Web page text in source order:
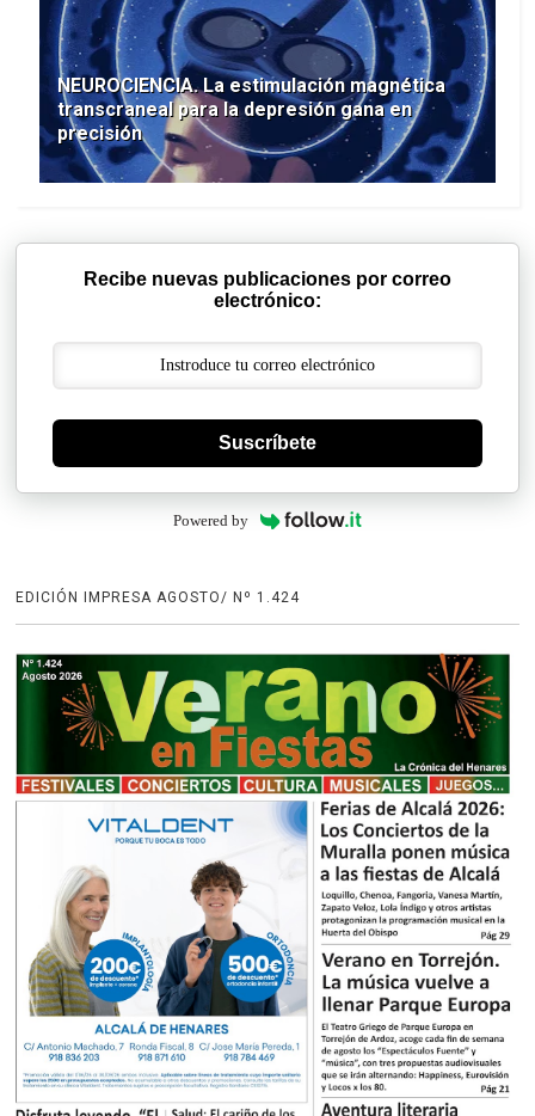
NEUROCIENCIA. La estimulación magnética
transcraneal para la depresión gana en
precisión
Recibe nuevas publicaciones por correo
electrónico:
Suscríbete
Powered by
EDICIÓN IMPRESA AGOSTO/ Nº 1.424